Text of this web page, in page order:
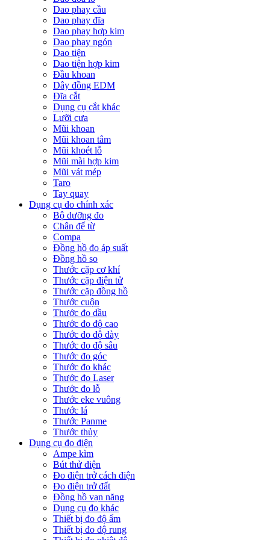
Dao phay cầu
Dao phay đĩa
Dao phay hợp kim
Dao phay ngón
Dao tiện
Dao tiện hợp kim
Đầu khoan
Dây đồng EDM
Đĩa cắt
Dụng cụ cắt khác
Lưỡi cưa
Mũi khoan
Mũi khoan tâm
Mũi khoét lỗ
Mũi mài hợp kim
Mũi vát mép
Taro
Tay quay
Dụng cụ đo chính xác
Bộ dưỡng đo
Chân đế từ
Compa
Đồng hồ đo áp suất
Đồng hồ so
Thước cặp cơ khí
Thước cặp điện tử
Thước cặp đồng hồ
Thước cuộn
Thước đo dầu
Thước đo độ cao
Thước đo độ dày
Thước đo độ sâu
Thước đo góc
Thước đo khác
Thước đo Laser
Thước đo lỗ
Thước eke vuông
Thước lá
Thước Panme
Thước thủy
Dụng cụ đo điện
Ampe kìm
Bút thử điện
Đo điện trở cách điện
Đo điện trở đất
Đồng hồ vạn năng
Dụng cụ đo khác
Thiết bị đo độ ẩm
Thiết bị đo độ rung